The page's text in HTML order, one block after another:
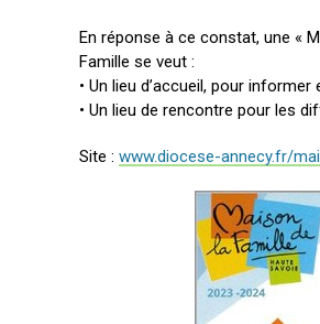
En réponse à ce constat, une «
Famille se veut :
• Un lieu d’accueil, pour
• Un lieu de rencontre pour les
Site : www.diocese-annecy.fr/